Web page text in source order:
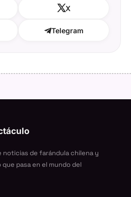
X
Telegram
de farándula chilena y
pasa en el mundo del